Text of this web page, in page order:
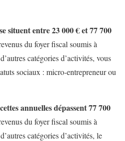
situent entre 23 000 € et 77 700
du foyer fiscal soumis à
catégories d’activités, vous
sociaux : micro-entrepreneur ou
annuelles dépassent 77 700
du foyer fiscal soumis à
catégories d’activités, le